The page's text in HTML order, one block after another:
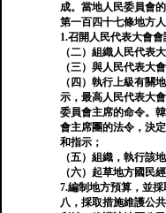
成。當地人民委員會
第一百四十七條地方
1.召開人民代表大會會
（二）組織人民代表
（三）與人民代表大
（四）執行上級有關
示，最高人民代表大
委員會主席的命令。
會主席團的法令，決
和指示；
（五）組織，執行該
（六）起草地方國民
7.編制地方預算，並採
八，採取措施維護公